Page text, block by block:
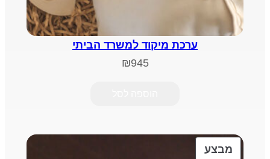
ערכת מיקוד למשרד הביתי
₪945
מבצעמוצרים